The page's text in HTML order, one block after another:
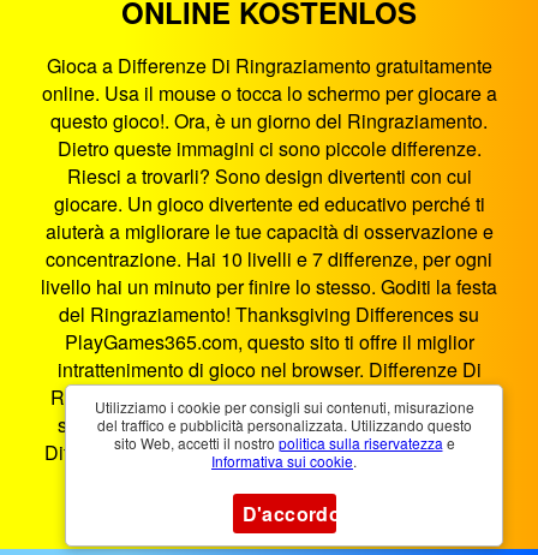
ONLINE KOSTENLOS
Gioca a Differenze Di Ringraziamento gratuitamente
online. Usa il mouse o tocca lo schermo per giocare a
questo gioco!. Ora, è un giorno del Ringraziamento.
Dietro queste immagini ci sono piccole differenze.
Riesci a trovarli? Sono design divertenti con cui
giocare. Un gioco divertente ed educativo perché ti
aiuterà a migliorare le tue capacità di osservazione e
concentrazione. Hai 10 livelli e 7 differenze, per ogni
livello hai un minuto per finire lo stesso. Goditi la festa
del Ringraziamento! Thanksgiving Differences su
PlayGames365.com, questo sito ti offre il miglior
intrattenimento di gioco nel browser. Differenze Di
Ringraziamento è un gioco HTML5 che funziona su
smartphone, tablet, PC e smart TV. Puoi giocare a
Differenze Di Ringraziamento ovunque e in qualsiasi
Utilizziamo i cookie per consigli sui contenuti, misurazione
del traffico e pubblicità personalizzata. Utilizzando questo
sito Web, accetti il ​​nostro politica sulla riservatezza e
Informativa sui cookie.
D'accordo